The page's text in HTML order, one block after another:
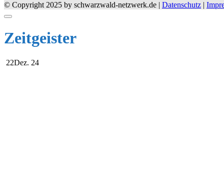
© Copyright 2025 by schwarzwald-netzwerk.de | Datenschutz |
Zeitgeister
Posted
22Dez. 24Posted